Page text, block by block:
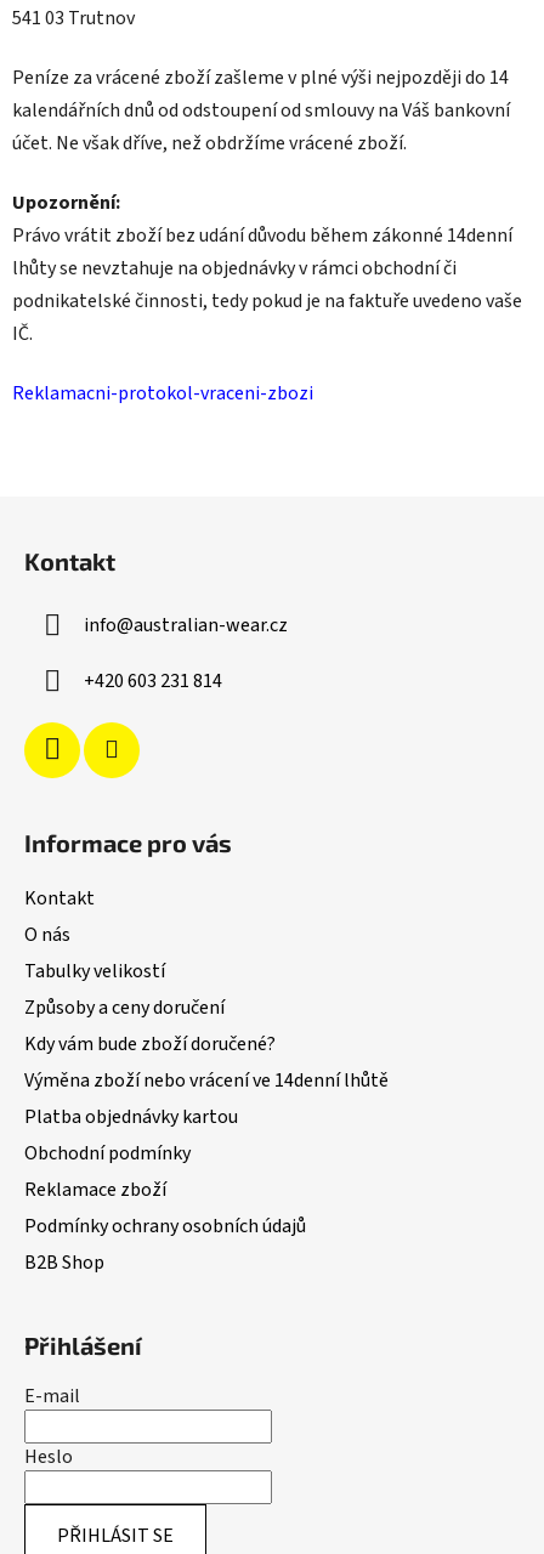
541 03 Trutnov
Peníze za vrácené zboží zašleme v plné výši nejpozději do 14
kalendářních dnů od odstoupení od smlouvy na Váš bankovní
účet. Ne však dříve, než obdržíme vrácené zboží.
Upozornění:
Právo vrátit zboží bez udání důvodu během zákonné 14denní
lhůty se nevztahuje na objednávky v rámci obchodní či
podnikatelské činnosti, tedy pokud je na faktuře uvedeno vaše
IČ.
Reklamacni-protokol-vraceni-zbozi
Kontakt
info@australian-wear.cz
+420 603 231 814
Informace pro vás
Kontakt
O nás
Tabulky velikostí
Způsoby a ceny doručení
Kdy vám bude zboží doručené?
Výměna zboží nebo vrácení ve 14denní lhůtě
Platba objednávky kartou
Obchodní podmínky
Reklamace zboží
Podmínky ochrany osobních údajů
B2B Shop
Přihlášení
E-mail
Heslo
PŘIHLÁSIT SE